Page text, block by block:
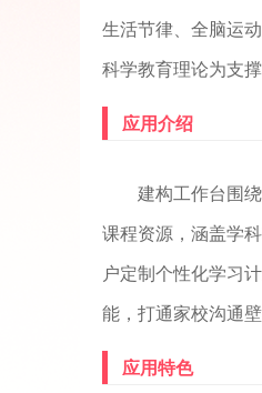
生活节律、全脑运
科学教育理论为支
应用介绍
建构工作台围
课程资源，涵盖学
户定制个性化学习
能，打通家校沟通
应用特色